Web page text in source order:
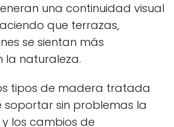
una continuidad visual
que terrazas,
se sientan más
la naturaleza.
tipos de madera tratada
sin problemas la
los cambios de